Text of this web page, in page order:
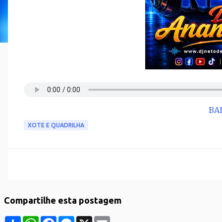
XOTE E QUADRILHA
Compartilhe esta postagem
S W F M X